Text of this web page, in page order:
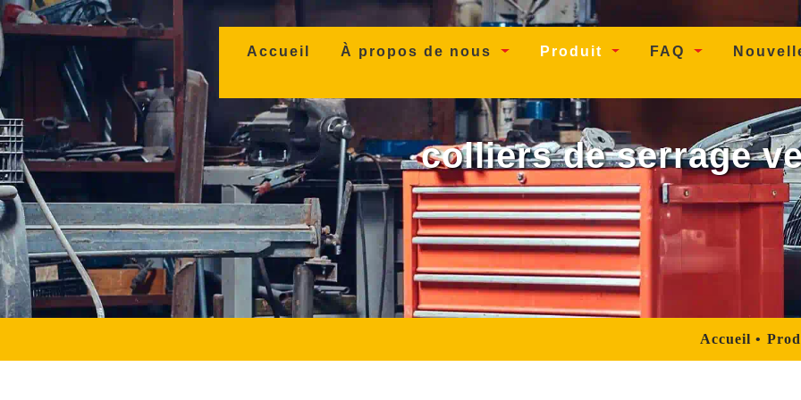
Accueil (current)
À propos de nous Produit FAQ
colliers de serrage
Accueil